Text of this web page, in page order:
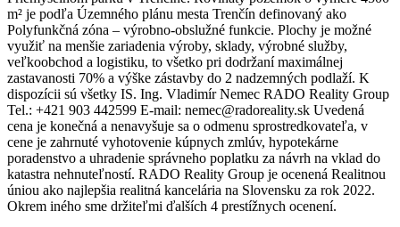
m² je podľa Územného plánu mesta Trenčín definovaný ako
Polyfunkčná zóna – výrobno-obslužné funkcie. Plochy je možné
využiť na menšie zariadenia výroby, sklady, výrobné služby,
veľkoobchod a logistiku, to všetko pri dodržaní maximálnej
zastavanosti 70% a výške zástavby do 2 nadzemných podlaží. K
dispozícii sú všetky IS. Ing. Vladimír Nemec RADO Reality Group
Tel.: +421 903 442599 E-mail: nemec@radoreality.sk Uvedená
cena je konečná a nenavyšuje sa o odmenu sprostredkovateľa, v
cene je zahrnuté vyhotovenie kúpnych zmlúv, hypotekárne
poradenstvo a uhradenie správneho poplatku za návrh na vklad do
katastra nehnuteľností. RADO Reality Group je ocenená Realitnou
úniou ako najlepšia realitná kancelária na Slovensku za rok 2022.
Okrem iného sme držiteľmi ďalších 4 prestížnych ocenení.